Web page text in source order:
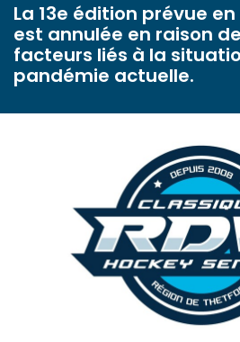
La 13e édition prévue
est annulée en raison
facteurs liés à la
pandémie actuelle.